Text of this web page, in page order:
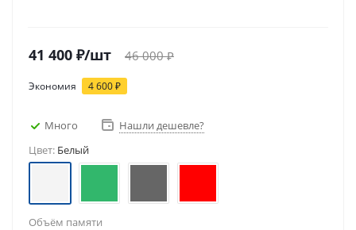
41 400 ₽/шт 46 000₽
Экономия 4 600₽
Много
Нашли дешевле?
Цвет: Белый
Объём памяти